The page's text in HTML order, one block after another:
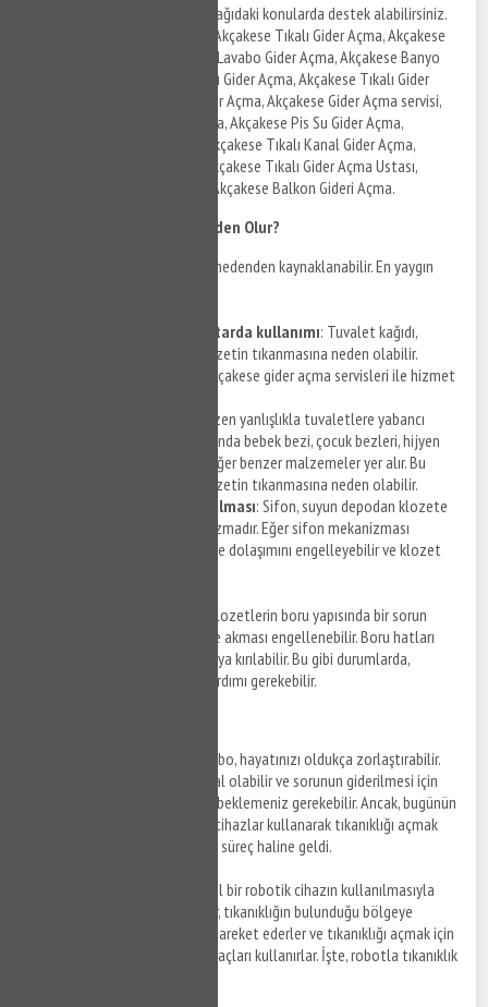
Akçakese gider açma olarak aşağıdaki konularda destek alabilirsiniz.
Akçakese Mutfak Gider Açma, Akçakese Tıkalı Gider Açma, Akçakese
Tuvalet Gider Açma, Akçakese Lavabo Gider Açma, Akçakese Banyo
Gider Açma, Akçakese Kameralı Gider Açma, Akçakese Tıkalı Gider
Açma, Akçakese Kırmadan Gider Açma, Akçakese Gider Açma servisi,
Akçakese Duşakabin Gider Açma, Akçakese Pis Su Gider Açma,
Akçakese Pimaş Gider Açma, Akçakese Tıkalı Kanal Gider Açma,
Akçakese Kanal Gider Açma, Akçakese Tıkalı Gider Açma Ustası,
Akçakese Klozet Gider Açma, Akçakese Balkon Gideri Açma.
Klozet Tıkanıklığı Neden Olur?
Klozet tıkanıklığı birçok farklı nedenden kaynaklanabilir. En yaygın
Tuvalet kağıdının fazla miktarda kullanımı: Tuvalet kağıdı,
zamanla borulara birikerek klozetin tıkanmasına neden olabilir.
Akçakese tıkanıklık açma ve Akçakese gider açma servisleri ile hizmet
: İnsanlar bazen yanlışlıkla tuvaletlere yabancı
cisimler atabilirler. Bunlar arasında bebek bezi, çocuk bezleri, hijyen
pedleri, pamuklu çubuklar ve diğer benzer malzemeler yer alır. Bu
nesneler, borulara sıkışarak klozetin tıkanmasına neden olabilir.
Sifon mekanizmasının bozulması: Sifon, suyun depodan klozete
akmasını kontrol eden mekanizmadır. Eğer sifon mekanizması
bozulursa, suyun normal şekilde dolaşımını engelleyebilir ve klozet
: Klozetlerin boru yapısında bir sorun
olduğunda, suyun doğru şekilde akması engellenebilir. Boru hatları
çeşitli nedenlerle tıkanabilir veya kırılabilir. Bu gibi durumlarda,
profesyonel bir tesisatçının yardımı gerekebilir.
Tıkanmış bir tuvalet ya da lavabo, hayatınızı oldukça zorlaştırabilir.
Tesisatçı çağırmak pahalıya mal olabilir ve sorunun giderilmesi için
birkaç saat ya da hatta günler beklemeniz gerekebilir. Ancak, bugünün
teknolojisi sayesinde, robotik cihazlar kullanarak tıkanıklığı açmak
artık çok daha kolay ve hızlı bir süreç haline geldi.
, özel bir robotik cihazın kullanılmasıyla
yapılan bir işlemdir. Bu robotlar, tıkanıklığın bulunduğu bölgeye
gönderilen bir kablo üzerinde hareket ederler ve tıkanıklığı açmak için
yüksek basınçlı su veya diğer araçları kullanırlar. İşte, robotla tıkanıklık